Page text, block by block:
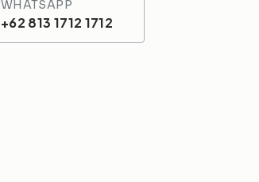
WHATSAPP
+62 813 1712 1712